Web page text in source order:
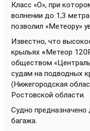
Класс «О», при
волнении до 1,3
позволил «Метеору»
Известно, что
крыльях «Метеор
обществом
судам на подводных
(Нижегородская
Ростовской области.
Судно предназначено
багажа.